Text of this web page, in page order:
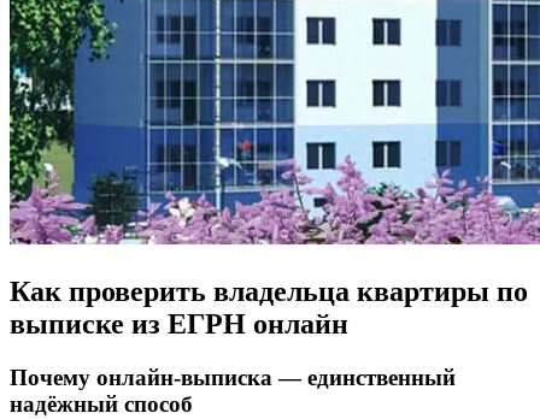
Как проверить владельца квартиры по
выписке из ЕГРН онлайн
Почему онлайн-выписка — единственный
надёжный способ